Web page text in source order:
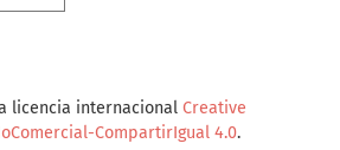
licencia internacional Creative
CompartirIgual 4.0.